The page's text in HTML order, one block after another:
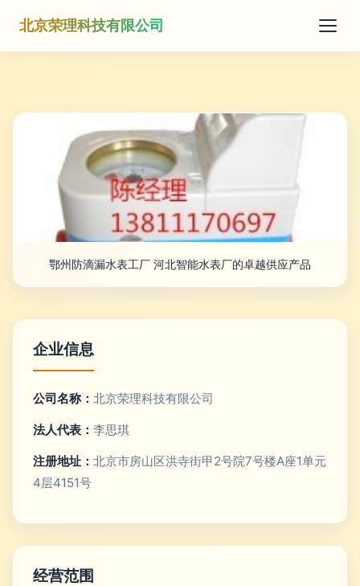
北京荣理科技有限公司
鄂州防滴漏水表工厂 河北智能水表厂的卓越供应产品
企业信息
公司名称： 北京荣理科技有限公司
法人代表： 李思琪
注册地址： 北京市房山区洪寺街甲2号院7号楼A座1单元
4层4151号
经营范围